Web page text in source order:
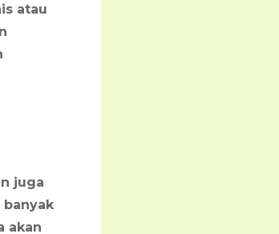
atau
juga
akan